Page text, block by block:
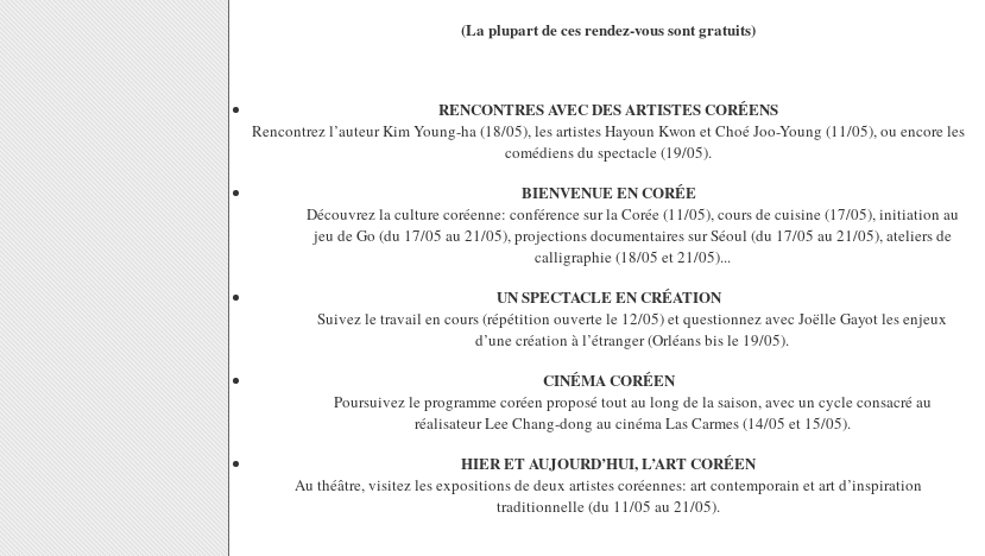
(La plupart de ces rendez-vous sont gratuits)
RENCONTRES AVEC DES ARTISTES CORÉENS
Rencontrez l’auteur Kim Young-ha (18/05), les artistes Hayoun Kwon et Choé Joo-Young (11/05), ou encore les
comédiens du spectacle (19/05).
BIENVENUE EN CORÉE
Découvrez la culture coréenne: conférence sur la Corée (11/05), cours de cuisine (17/05), initiation au
jeu de Go (du 17/05 au 21/05), projections documentaires sur Séoul (du 17/05 au 21/05), ateliers de
calligraphie (18/05 et 21/05)...
UN SPECTACLE EN CRÉATION
Suivez le travail en cours (répétition ouverte le 12/05) et questionnez avec Joëlle Gayot les enjeux
d’une création à l’étranger (Orléans bis le 19/05).
CINÉMA CORÉEN
Poursuivez le programme coréen proposé tout au long de la saison, avec un cycle consacré au
réalisateur Lee Chang-dong au cinéma Las Carmes (14/05 et 15/05).
HIER ET AUJOURD’HUI, L’ART CORÉEN
Au théâtre, visitez les expositions de deux artistes coréennes: art contemporain et art d’inspiration
traditionnelle (du 11/05 au 21/05).